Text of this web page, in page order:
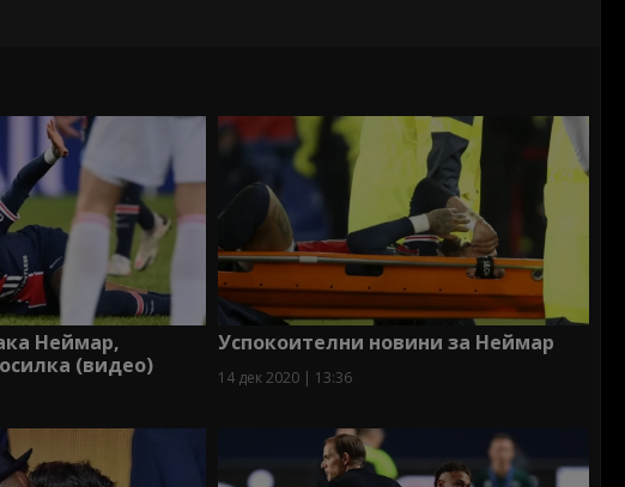
Неймар,
(видео)
Успокоителни новини за Неймар
14 дек 2020 | 13:36